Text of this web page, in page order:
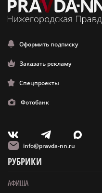
Оформить подписку
Заказать рекламу
Спецпроекты
Фотобанк
V T X
info@pravda-nn.ru
РУБРИКИ
АФИША